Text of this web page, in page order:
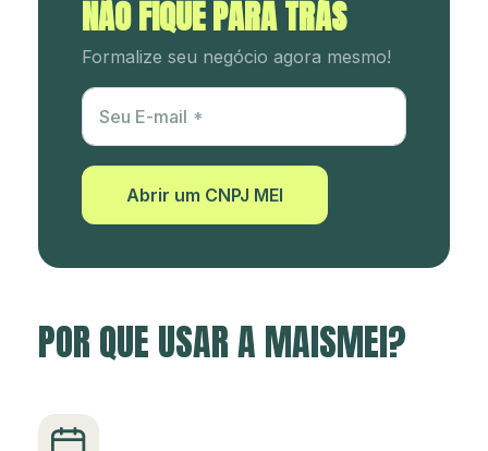
NÃO FIQUE PARA TRÁS
Formalize seu negócio agora mesmo!
Utm Content
Seu E-mail
Abrir um CNPJ MEI
POR QUE USAR A MAISMEI?